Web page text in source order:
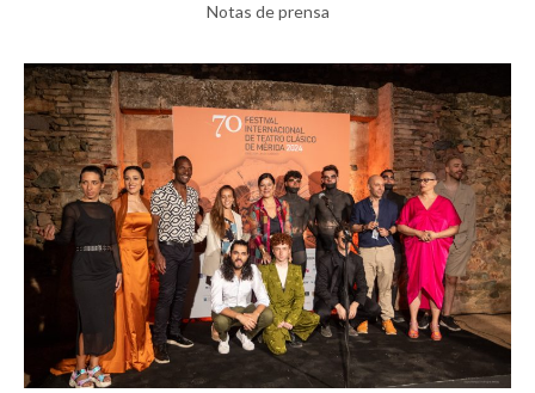
Notas de prensa